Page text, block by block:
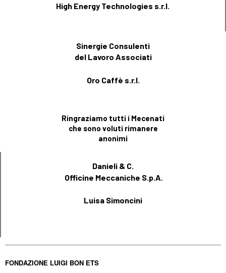
High Energy Technologies s.r.l.
Sinergie Consulenti
del Lavoro Associati
Oro Caffè s.r.l.
Ringraziamo tutti i Mecenati
che sono voluti rimanere
anonimi
Danieli & C.
Officine Meccaniche S.p.A.
Luisa Simoncini
FONDAZIONE LUIGI BON ETS